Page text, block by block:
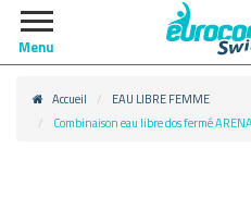
Menu
Accueil
EAU LIBRE FEMME
Combinaison eau libre dos fermé